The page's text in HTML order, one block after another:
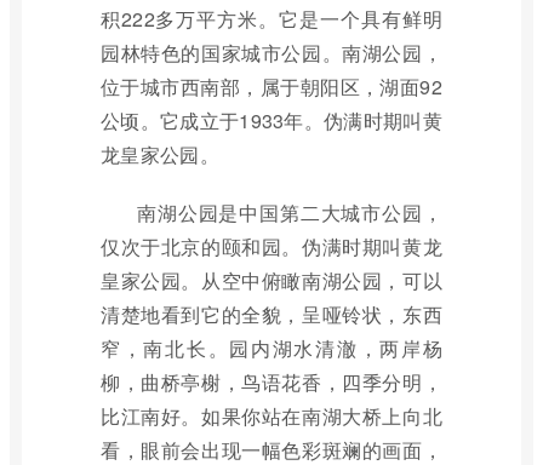
积222多万平方米。它是一个具有鲜明
园林特色的国家城市公园。南湖公园，
位于城市西南部，属于朝阳区，湖面92
公顷。它成立于1933年。伪满时期叫黄
龙皇家公园。
南湖公园是中国第二大城市公园，
仅次于北京的颐和园。伪满时期叫黄龙
皇家公园。从空中俯瞰南湖公园，可以
清楚地看到它的全貌，呈哑铃状，东西
窄，南北长。园内湖水清澈，两岸杨
柳，曲桥亭榭，鸟语花香，四季分明，
比江南好。如果你站在南湖大桥上向北
看，眼前会出现一幅色彩斑斓的画面，